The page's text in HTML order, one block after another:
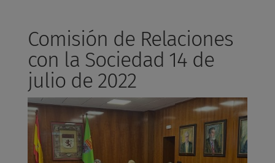
Comisión de Relaciones
con la Sociedad 14 de
julio de 2022